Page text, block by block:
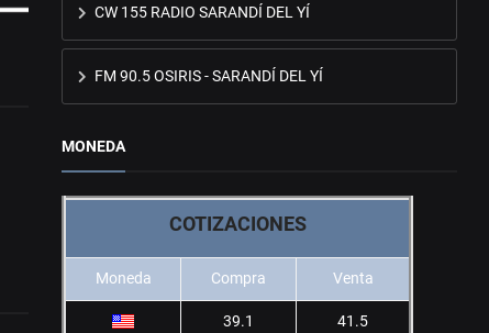
CW 155 RADIO SARANDÍ DEL YÍ
FM 90.5 OSIRIS - SARANDÍ DEL YÍ
MONEDA
COTIZACIONES
Moneda Compra Venta
39.1 41.5